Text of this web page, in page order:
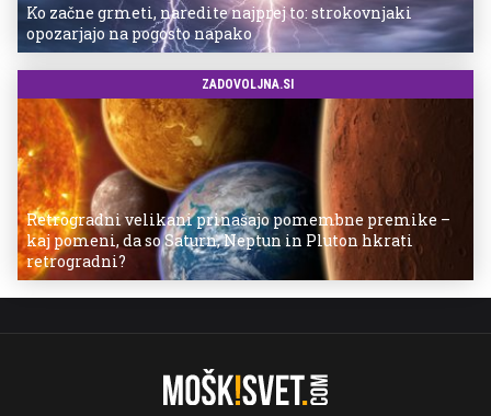
Ko začne grmeti, naredite najprej to: strokovnjaki
opozarjajo na pogosto napako
ZADOVOLJNA.SI
Retrogradni velikani prinašajo pomembne premike –
kaj pomeni, da so Saturn, Neptun in Pluton hkrati
retrogradni?